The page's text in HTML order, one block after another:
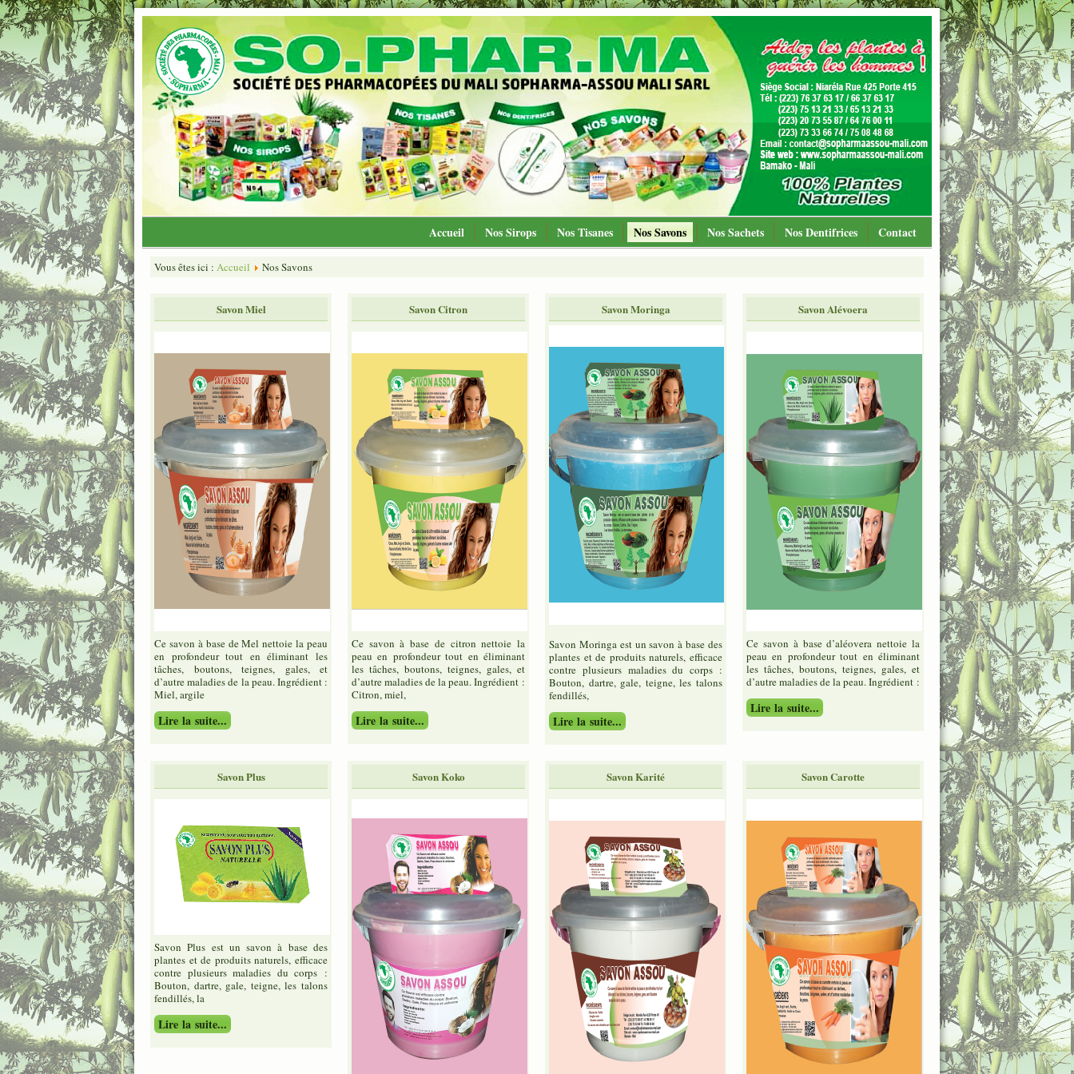
Accueil Nos Sirops Nos Tisanes Nos Savons Nos Sachets Nos Dentifrices Contact
Vous êtes ici : Accueil Nos Savons
Savon Miel
Ce savon à base de Mel nettoie la peau
en profondeur tout en éliminant les
tâches, boutons, teignes, gales, et
d’autre maladies de la peau. Ingrédient :
Miel, argile
Lire la suite...
Savon Citron
Ce savon à base de citron nettoie la
peau en profondeur tout en éliminant
les tâches, boutons, teignes, gales, et
d’autre maladies de la peau. Ingrédient :
Citron, miel,
Lire la suite...
Savon Moringa
Savon Moringa est un savon à base des
plantes et de produits naturels, efficace
contre plusieurs maladies du corps :
Bouton, dartre, gale, teigne, les talons
fendillés,
Lire la suite...
Savon Alévoera
Ce savon à base d’aléovera nettoie la
peau en profondeur tout en éliminant
les tâches, boutons, teignes, gales, et
d’autre maladies de la peau. Ingrédient :
Lire la suite...
Savon Plus
Savon Plus est un savon à base des
plantes et de produits naturels, efficace
contre plusieurs maladies du corps :
Bouton, dartre, gale, teigne, les talons
fendillés, la
Lire la suite...
Savon Koko Savon Karité Savon Carotte